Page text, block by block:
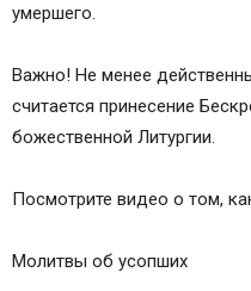
умершего.
Важно! Не менее
считается принесение
божественной Литургии.
Посмотрите видео о том,
Молитвы об усопших